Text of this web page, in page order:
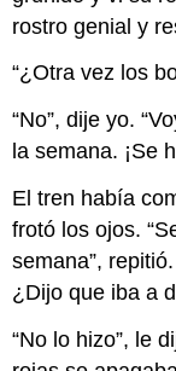
rostro genial y
“¿Otra vez los
“No”, dije yo.
la semana. ¡Se
El tren había
frotó los ojos.
semana”,
¿Dijo que iba a
“No lo hizo”, le